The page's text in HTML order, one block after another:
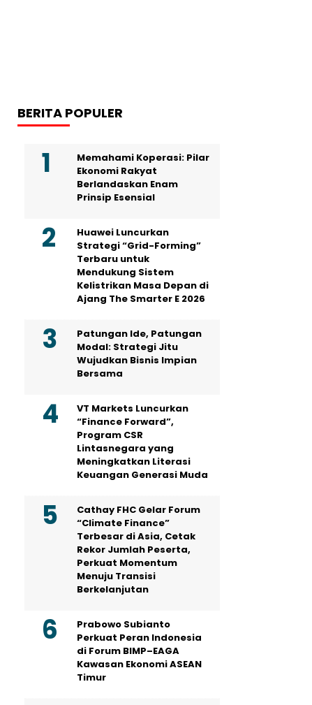
BERITA POPULER
Memahami Koperasi: Pilar
Ekonomi Rakyat
Berlandaskan Enam
Prinsip Esensial
Huawei Luncurkan
Strategi “Grid-Forming”
Terbaru untuk
Mendukung Sistem
Kelistrikan Masa Depan di
Ajang The Smarter E 2026
Patungan Ide, Patungan
Modal: Strategi Jitu
Wujudkan Bisnis Impian
Bersama
VT Markets Luncurkan
“Finance Forward”,
Program CSR
Lintasnegara yang
Meningkatkan Literasi
Keuangan Generasi Muda
Cathay FHC Gelar Forum
“Climate Finance”
Terbesar di Asia, Cetak
Rekor Jumlah Peserta,
Perkuat Momentum
Menuju Transisi
Berkelanjutan
Prabowo Subianto
Perkuat Peran Indonesia
di Forum BIMP–EAGA
Kawasan Ekonomi ASEAN
Timur